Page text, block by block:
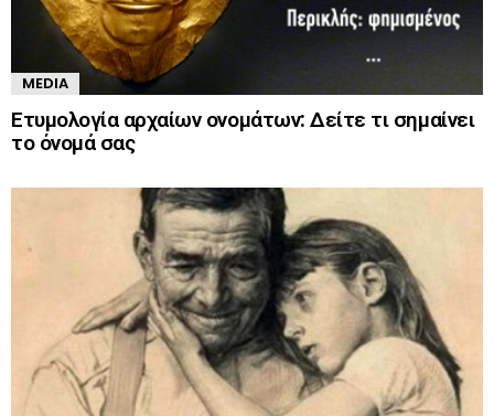
MEDIA
Ετυμολογία αρχαίων ονομάτων: Δείτε τι σημαίνει
το όνομά σας